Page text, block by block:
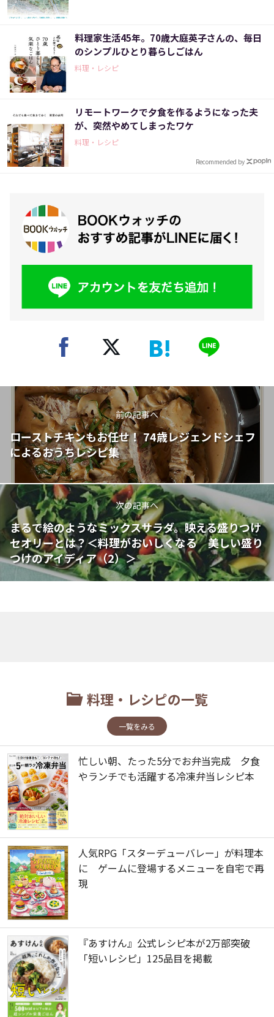
料理家生活45年。70歳大庭英子さんの、毎日
のシンプルひとり暮らしごはん
料理・レシピ
リモートワークで夕食を作るようになった夫
が、突然やめてしまったワケ
料理・レシピ
Recommended by
前の記事へ
ローストチキンもお任せ！ 74歳レジェンドシェフ
によるおうちレシピ集
次の記事へ
まるで絵のようなミックスサラダ。映える盛りつけ
セオリーとは？＜料理がおいしくなる 美しい盛り
つけのアイディア（2）＞
料理・レシピの一覧
一覧をみる
忙しい朝、たった5分でお弁当完成 夕食
やランチでも活躍する冷凍弁当レシピ本
人気RPG「スターデューバレー」が料理本
に ゲームに登場するメニューを自宅で再
現
『あすけん』公式レシピ本が2万部突破
「短いレシピ」125品目を掲載